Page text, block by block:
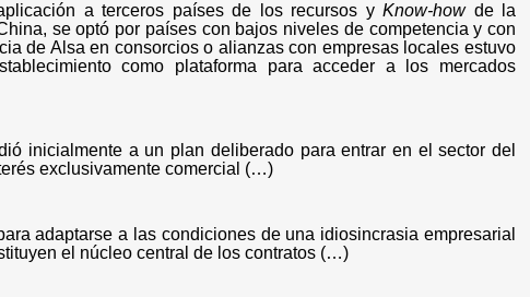
a terceros países de los recursos yKnow-howde la
se optó por países con bajos niveles de competencia y con
de Alsa en consorcios o alianzas con empresas locales estuvo
como plataforma para acceder a los mercados
inicialmente a un plan deliberado para entrar en el sector del
exclusivamente comercial (…)
adaptarse a las condiciones de una idiosincrasia empresarial
el núcleo central de los contratos (…)